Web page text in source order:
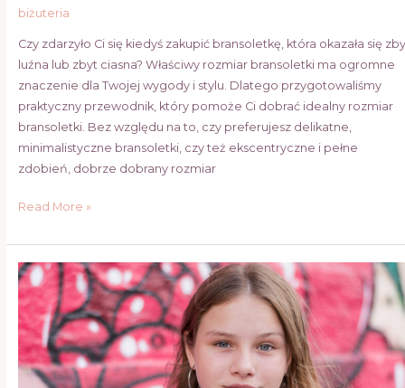
biżuteria
Czy zdarzyło Ci się kiedyś zakupić bransoletkę, która okazała się
luźna lub zbyt ciasna? Właściwy rozmiar bransoletki ma ogromne
znaczenie dla Twojej wygody i stylu. Dlatego przygotowaliśmy
praktyczny przewodnik, który pomoże Ci dobrać idealny rozmiar
bransoletki. Bez względu na to, czy preferujesz delikatne,
minimalistyczne bransoletki, czy też ekscentryczne i pełne
zdobień, dobrze dobrany rozmiar
Read More »
Kolczyki
dla
nastolatków:
wybór,
style